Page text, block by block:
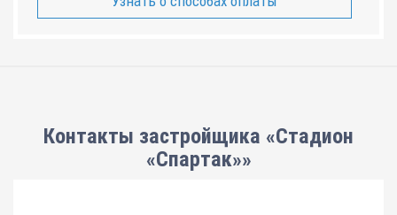
Контакты застройщика «Стадион
«Спартак»»